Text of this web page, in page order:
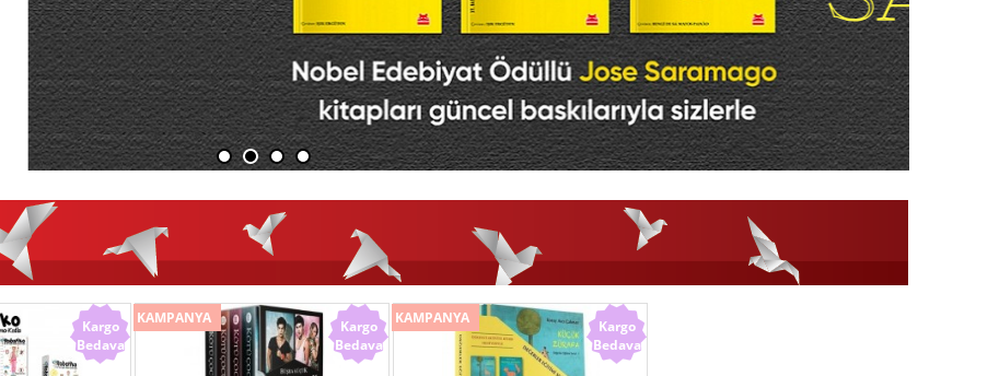
Kargo
Bedava
KAMPANYA
Kargo
Bedava
KAMPANYA
Kargo
Bedava